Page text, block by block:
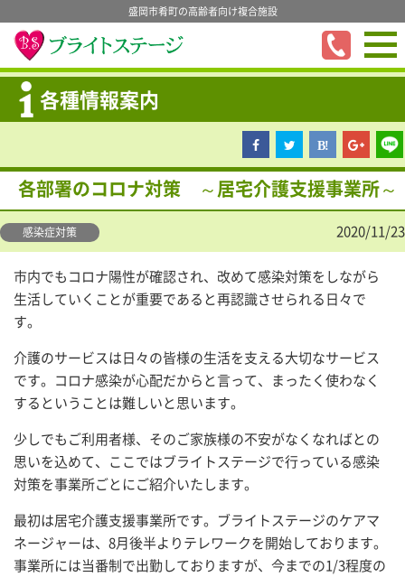
盛岡市肴町の高齢者向け複合施設
各種情報案内
各部署のコロナ対策 ～居宅介護支援事業所～
感染症対策 2020/11/23
市内でもコロナ陽性が確認され、改めて感染対策をしながら
生活していくことが重要であると再認識させられる日々で
す。
介護のサービスは日々の皆様の生活を支える大切なサービス
です。コロナ感染が心配だからと言って、まったく使わなく
するということは難しいと思います。
少しでもご利用者様、そのご家族様の不安がなくなればとの
思いを込めて、ここではブライトステージで行っている感染
対策を事業所ごとにご紹介いたします。
最初は居宅介護支援事業所です。ブライトステージのケアマ
ネージャーは、8月後半よりテレワークを開始しております。
事業所には当番制で出勤しておりますが、今までの1/3程度の